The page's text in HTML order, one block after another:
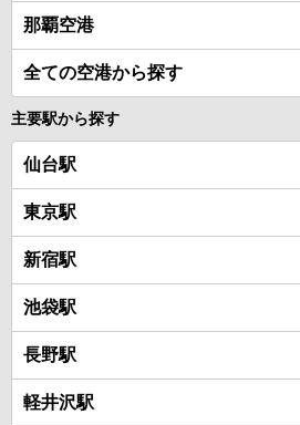
那覇空港
全ての空港から探す
主要駅から探す
仙台駅
東京駅
新宿駅
池袋駅
長野駅
軽井沢駅